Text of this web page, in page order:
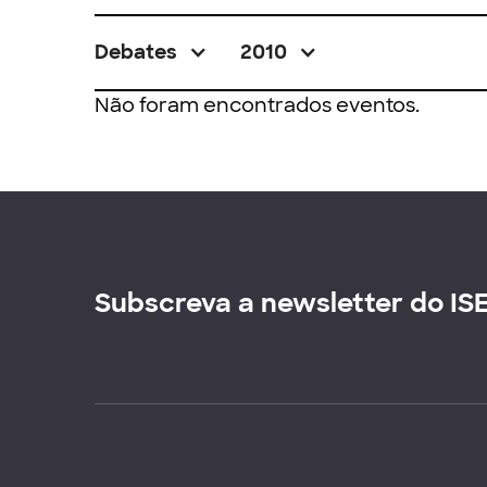
Debates 2010
Não foram encontrados eventos.
Subscreva a newsletter do